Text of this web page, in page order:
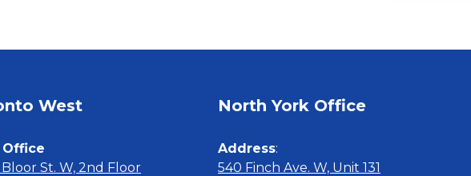
West
Office
St. W, 2nd Floor
North York Office
Address
540 Finch Ave. W, Unit 131